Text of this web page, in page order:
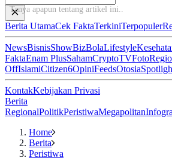
Tanya apapun tentang artikel ini...
Berita UtamaCek FaktaTerkiniTerpopuler
NewsBisnisShowBizBolaLifestyle
FaktaEnam PlusSahamCryptoTVFoto
OffIslamiCitizen6OpiniFeedsOtosia
KontakKebijakan Privasi
Berita
RegionalPolitikPeristiwaMegapolitan
Home
Berita
Peristiwa